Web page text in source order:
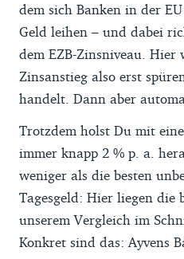
dem sich Banken in der
Geld leihen – und dabei
dem EZB-Zinsniveau. Hier
Zinsanstieg also erst
handelt. Dann aber
Trotzdem holst Du mit
immer knapp 2 % p. a.
weniger als die besten
Tagesgeld: Hier liegen die
unserem Vergleich im
Konkret sind das: Ayvens